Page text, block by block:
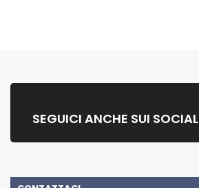
SEGUICI ANCHE SUI SOCIAL